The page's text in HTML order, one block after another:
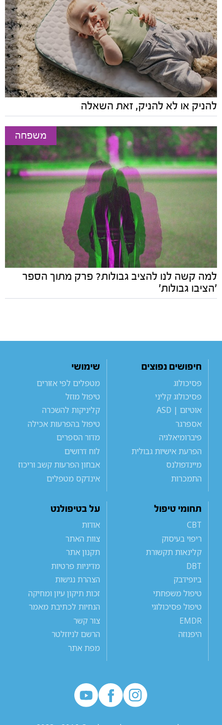
להניק או לא להניק, זאת השאלה
משפחה
למה קשה לנו להציב גבולות? פרק מתוך הספר
'הציבו גבולות'
חיפושים נפוצים
פסיכולוג
פסיכולוג קליני
אוטיזם | ASD
אספרגר
פיברומיאלגיה
הפרעת אישיות גבולית
מיינדפולנס
התמכרות
שימושי
מטפלים לפי אזורים
טיפול מוזל
קליניקות להשכרה
טיפול בהפרעות אכילה
מדור הספרים
לוח דרושים
אבחון הפרעות קשב וריכוז
אינדקס מטפלים
תחומי טיפול
CBT
ריפוי בעיסוק
קלינאות תקשורת
DBT
ביופידבק
טיפול משפחתי
טיפול פסיכולוגי
EMDR
היפנוזה
על בטיפולנט
אודות
צוות האתר
תקנון אתר
מדיניות פרטיות
הצהרת נגישות
זכות תיקון עיון ומחיקה
הנחיות לכתיבת מאמר
צור קשר
הרשם לניוזלטר
מפת אתר